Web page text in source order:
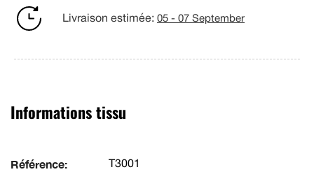
Livraison estimée: 05 - 07 September
Informations tissu
Référence: T3001